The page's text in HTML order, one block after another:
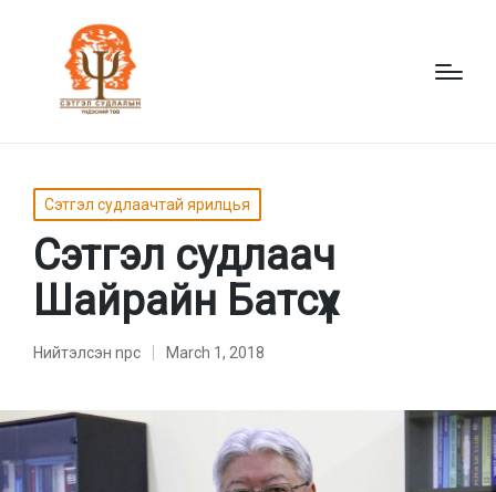
Posted
in
Сэтгэл судлаачтай ярилцья
Сэтгэл судлаач
Шайрайн Батсүх
Нийтэлсэн
Нийтэлсэн npc March 1, 2018